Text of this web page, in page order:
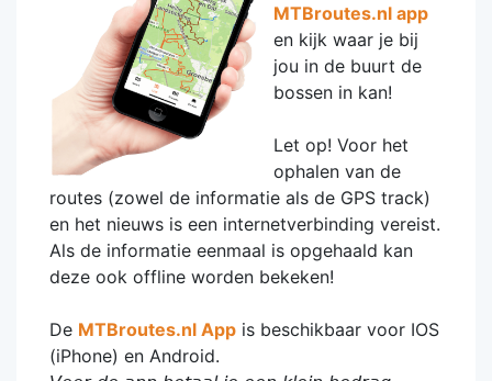
MTBroutes.nl app
en kijk waar je bij
jou in de buurt de
bossen in kan!
Let op! Voor het
ophalen van de
routes (zowel de informatie als de GPS track)
en het nieuws is een internetverbinding vereist.
Als de informatie eenmaal is opgehaald kan
deze ook offline worden bekeken!
De MTBroutes.nl App is beschikbaar voor IOS
(iPhone) en Android.